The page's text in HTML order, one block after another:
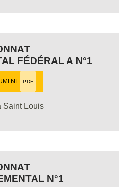
FÉDÉRAL A N°1
PDF
Saint Louis
N°1